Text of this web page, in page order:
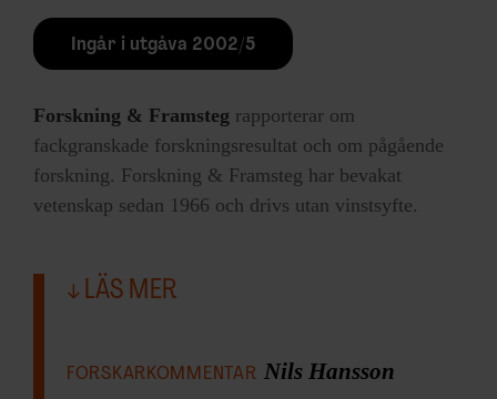
Ingår i utgåva 2002/5
Forskning & Framsteg rapporterar om
fackgranskade forskningsresultat och om pågående
forskning. Forskning & Framsteg har bevakat
vetenskap sedan 1966 och drivs utan vinstsyfte.
LÄS MER
FORSKARKOMMENTAR Nils Hansson